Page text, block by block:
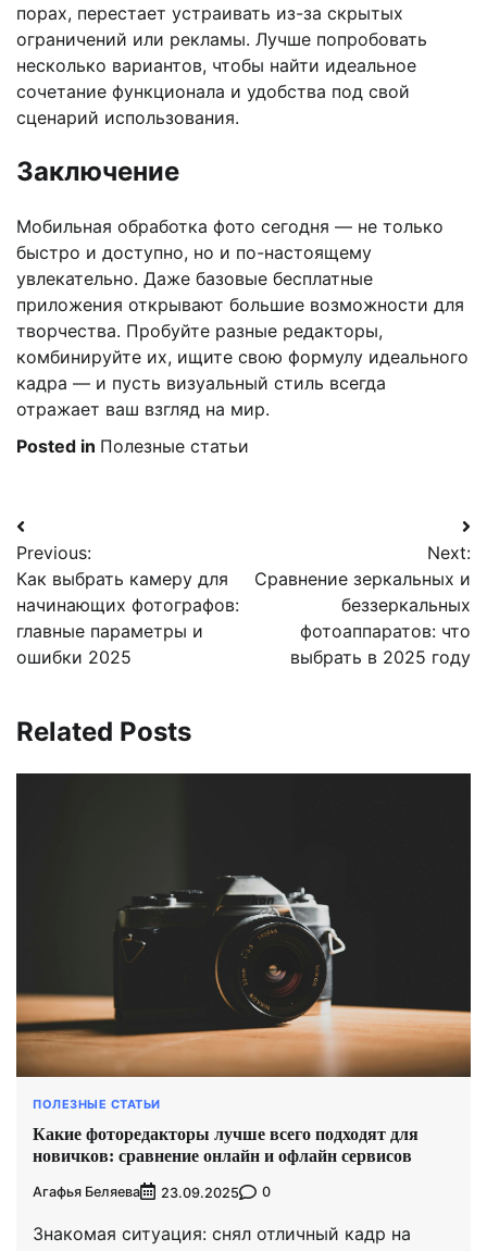
порах, перестает устраивать из-за скрытых
ограничений или рекламы. Лучше попробовать
несколько вариантов, чтобы найти идеальное
сочетание функционала и удобства под свой
сценарий использования.
Заключение
Мобильная обработка фото сегодня — не только
быстро и доступно, но и по-настоящему
увлекательно. Даже базовые бесплатные
приложения открывают большие возможности для
творчества. Пробуйте разные редакторы,
комбинируйте их, ищите свою формулу идеального
кадра — и пусть визуальный стиль всегда
отражает ваш взгляд на мир.
Posted in Полезные статьи
Навигация
по
записям
Previous:
Как выбрать камеру для
начинающих фотографов:
главные параметры и
ошибки 2025
Next:
Сравнение зеркальных и
беззеркальных
фотоаппаратов: что
выбрать в 2025 году
Related Posts
ПОЛЕЗНЫЕ СТАТЬИ
Какие фоторедакторы лучше всего подходят для
новичков: сравнение онлайн и офлайн сервисов
Агафья Беляева 23.09.2025 0
Знакомая ситуация: снял отличный кадр на